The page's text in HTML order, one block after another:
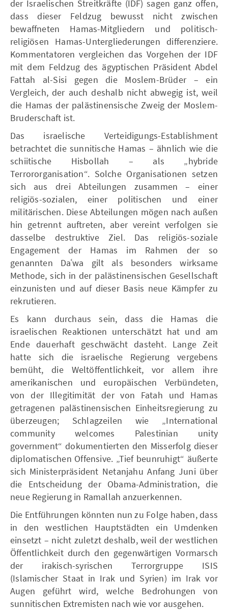
der Israelischen Streitkräfte (IDF) sagen ganz offen,
dass dieser Feldzug bewusst nicht zwischen
bewaffneten Hamas-Mitgliedern und politisch-
religiösen Hamas-Untergliederungen differenziere.
Kommentatoren vergleichen das Vorgehen der IDF
mit dem Feldzug des ägyptischen Präsident Abdel
Fattah al-Sisi gegen die Moslem-Brüder – ein
Vergleich, der auch deshalb nicht abwegig ist, weil
die Hamas der palästinensische Zweig der Moslem-
Bruderschaft ist.
Das israelische Verteidigungs-Establishment
betrachtet die sunnitische Hamas – ähnlich wie die
schiitische Hisbollah – als „hybride
Terrororganisation“. Solche Organisationen setzen
sich aus drei Abteilungen zusammen – einer
religiös-sozialen, einer politischen und einer
militärischen. Diese Abteilungen mögen nach außen
hin getrennt auftreten, aber vereint verfolgen sie
dasselbe destruktive Ziel. Das religiös-soziale
Engagement der Hamas im Rahmen der so
genannten Daʿwa gilt als besonders wirksame
Methode, sich in der palästinensischen Gesellschaft
einzunisten und auf dieser Basis neue Kämpfer zu
rekrutieren.
Es kann durchaus sein, dass die Hamas die
israelischen Reaktionen unterschätzt hat und am
Ende dauerhaft geschwächt dasteht. Lange Zeit
hatte sich die israelische Regierung vergebens
bemüht, die Weltöffentlichkeit, vor allem ihre
amerikanischen und europäischen Verbündeten,
von der Illegitimität der von Fatah und Hamas
getragenen palästinensischen Einheitsregierung zu
überzeugen; Schlagzeilen wie „International
community welcomes Palestinian unity
government“ dokumentierten den Misserfolg dieser
diplomatischen Offensive. „Tief beunruhigt“ äußerte
sich Ministerpräsident Netanjahu Anfang Juni über
die Entscheidung der Obama-Administration, die
neue Regierung in Ramallah anzuerkennen.
Die Entführungen könnten nun zu Folge haben, dass
in den westlichen Hauptstädten ein Umdenken
einsetzt – nicht zuletzt deshalb, weil der westlichen
Öffentlichkeit durch den gegenwärtigen Vormarsch
der irakisch-syrischen Terrorgruppe ISIS
(Islamischer Staat in Irak und Syrien) im Irak vor
Augen geführt wird, welche Bedrohungen von
sunnitischen Extremisten nach wie vor ausgehen.